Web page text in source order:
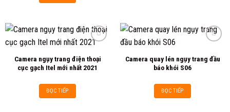
Add to
Camera ngụy trang điện thoại
cục gạch Itel mới nhất 2021
ĐỌC TIẾP
Camera quay lén ngụy trang đầu
báo khói S06
ĐỌC TIẾP